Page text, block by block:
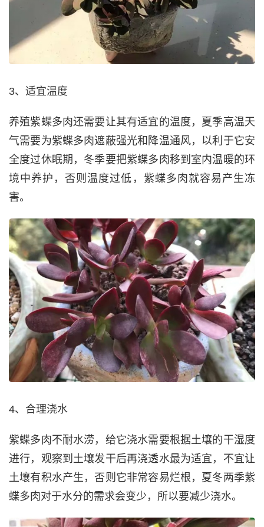
3、适宜温度
养殖紫蝶多肉还需要让其有适宜的温度，夏季高温天
气需要为紫蝶多肉遮蔽强光和降温通风，以利于它安
全度过休眠期，冬季要把紫蝶多肉移到室内温暖的环
境中养护，否则温度过低，紫蝶多肉就容易产生冻
害。
4、合理浇水
紫蝶多肉不耐水涝，给它浇水需要根据土壤的干湿度
进行，观察到土壤发干后再浇透水最为适宜，不宜让
土壤有积水产生，否则它非常容易烂根，夏冬两季紫
蝶多肉对于水分的需求会变少，所以要减少浇水。